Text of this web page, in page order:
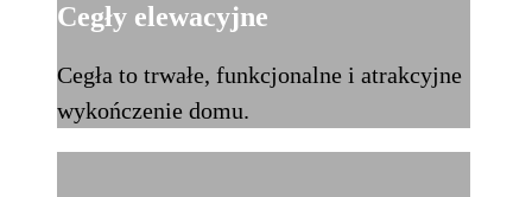
Cegły elewacyjne
Cegła to trwałe, funkcjonalne i atrakcyjne
wykończenie domu.